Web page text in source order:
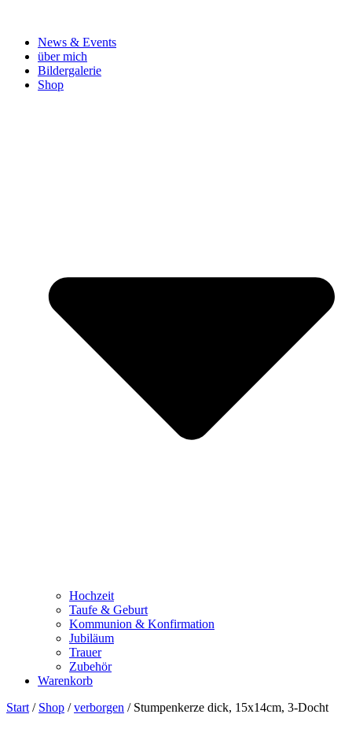
News & Events
über mich
Bildergalerie
Shop
Hochzeit
Taufe & Geburt
Kommunion & Konfirmation
Jubiläum
Trauer
Zubehör
Warenkorb
Start / Shop /verborgen / Stumpenkerze dick, 15x14cm, 3-Docht